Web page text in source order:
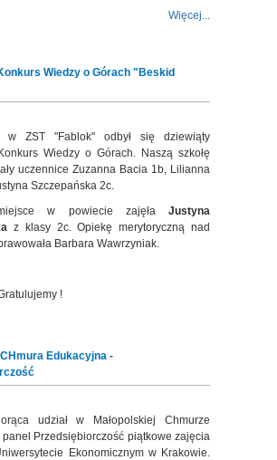
Więcej...
Wiedzy o Górach "Beskid
w ZST "Fablok" odbył się dziewiąty
Wiedzy o Górach. Naszą szkołę
uczennice Zuzanna Bacia 1b, Lilianna
Szczepańska 2c.
w powiecie zajęła Justyna
z klasy 2c. Opiekę merytoryczną nad
Barbara Wawrzyniak.
!
CHmura Edukacyjna -
udział w Małopolskiej Chmurze
panel Przedsiębiorczość piątkowe zajęcia
Ekonomicznym w Krakowie.